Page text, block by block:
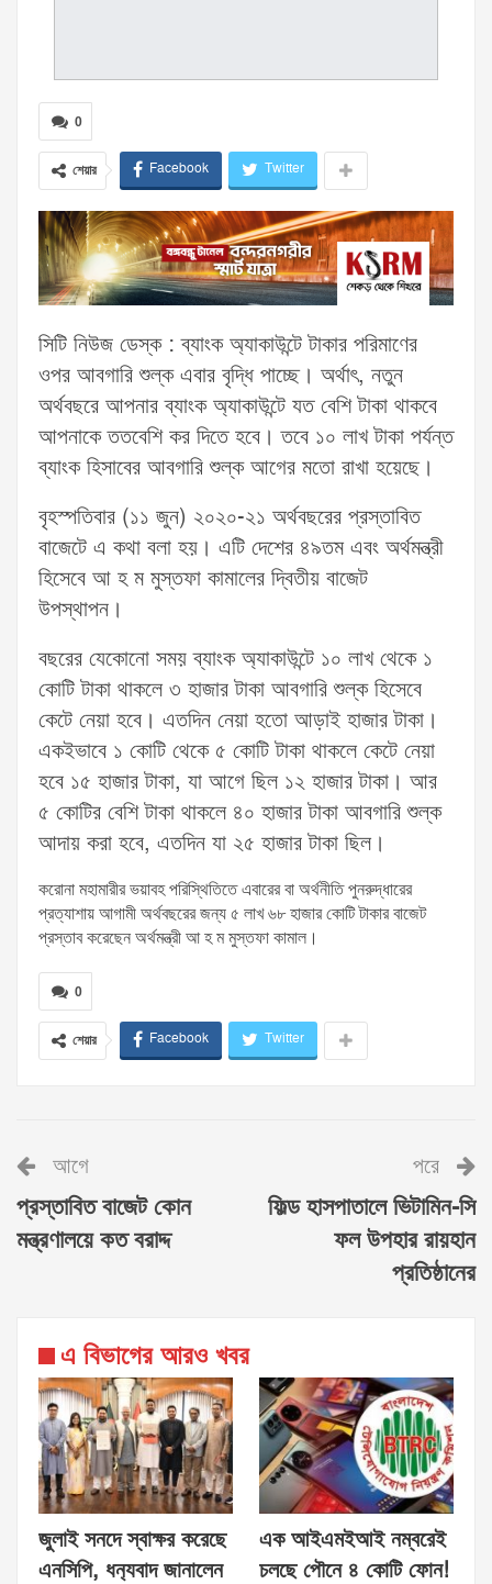
0
শেয়ার Facebook Twitter
সিটি নিউজ ডেস্ক : ব্যাংক অ্যাকাউন্টে টাকার পরিমাণের
ওপর আবগারি শুল্ক এবার বৃদ্ধি পাচ্ছে। অর্থাৎ, নতুন
অর্থবছরে আপনার ব্যাংক অ্যাকাউন্টে যত বেশি টাকা থাকবে
আপনাকে ততবেশি কর দিতে হবে। তবে ১০ লাখ টাকা পর্যন্ত
ব্যাংক হিসাবের আবগারি শুল্ক আগের মতো রাখা হয়েছে।
বৃহস্পতিবার (১১ জুন) ২০২০-২১ অর্থবছরের প্রস্তাবিত
বাজেটে এ কথা বলা হয়। এটি দেশের ৪৯তম এবং অর্থমন্ত্রী
হিসেবে আ হ ম মুস্তফা কামালের দ্বিতীয় বাজেট
উপস্থাপন।
বছরের যেকোনো সময় ব্যাংক অ্যাকাউন্টে ১০ লাখ থেকে ১
কোটি টাকা থাকলে ৩ হাজার টাকা আবগারি শুল্ক হিসেবে
কেটে নেয়া হবে। এতদিন নেয়া হতো আড়াই হাজার টাকা।
একইভাবে ১ কোটি থেকে ৫ কোটি টাকা থাকলে কেটে নেয়া
হবে ১৫ হাজার টাকা, যা আগে ছিল ১২ হাজার টাকা। আর
৫ কোটির বেশি টাকা থাকলে ৪০ হাজার টাকা আবগারি শুল্ক
আদায় করা হবে, এতদিন যা ২৫ হাজার টাকা ছিল।
করোনা মহামারীর ভয়াবহ পরিস্থিতিতে এবারের বা অর্থনীতি পুনরুদ্ধারের
প্রত্যাশায় আগামী অর্থবছরের জন্য ৫ লাখ ৬৮ হাজার কোটি টাকার বাজেট
প্রস্তাব করেছেন অর্থমন্ত্রী আ হ ম মুস্তফা কামাল।
0
শেয়ার Facebook Twitter
আগে
প্রস্তাবিত বাজেট কোন
মন্ত্রণালয়ে কত বরাদ্দ
পরে
ফিল্ড হাসপাতালে ভিটামিন-সি
ফল উপহার রায়হান
প্রতিষ্ঠানের
এ বিভাগের আরও খবর
জুলাই সনদে স্বাক্ষর করেছে
এনসিপি, ধন‍্যবাদ জানালেন
এক আইএমইআই নম্বরেই
চলছে পৌনে ৪ কোটি ফোন!